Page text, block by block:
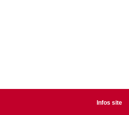
Infos site